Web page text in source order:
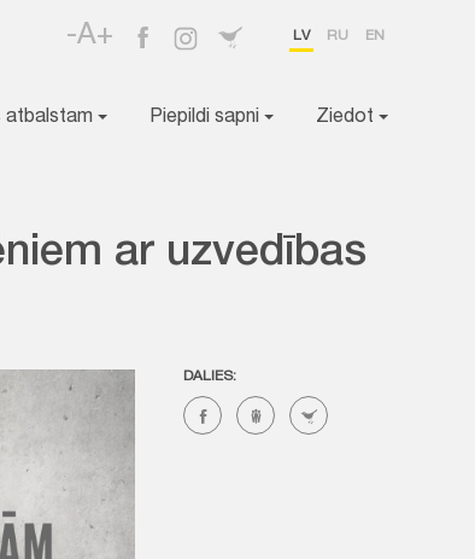
-A+ LV RU EN
atbalstam Piepildi sapni Ziedot
ar uzvedības
DALIES: